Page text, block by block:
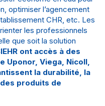
optimiser l’agencement
CHR, etc. Les
les professionnels
que soit la solution
ont accès à des
Uponor, Viega, Nicoll,
la durabilité, la
produits de